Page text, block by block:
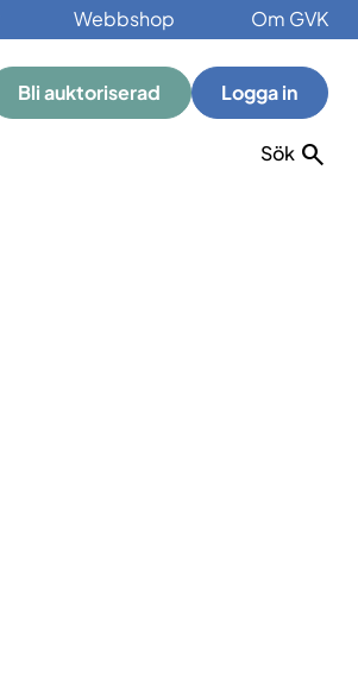
Webbshop Om GVK
Bli auktoriserad Logga in
Sök